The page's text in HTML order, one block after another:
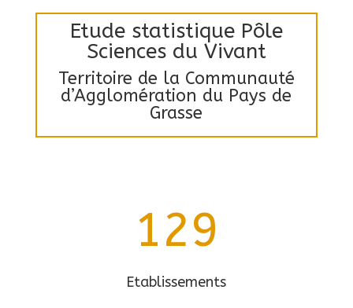
Etude statistique Pôle
Sciences du Vivant
Territoire de la Communauté
d’Agglomération du Pays de
Grasse
129
Etablissements